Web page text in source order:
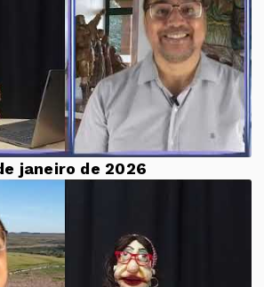
janeiro de 2026